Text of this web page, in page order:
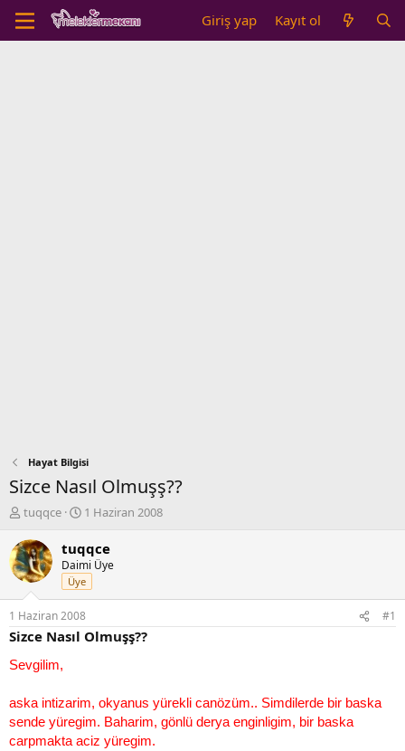
Giriş yap Kayıt ol
Hayat Bilgisi
Sizce Nasıl Olmuşş??
K
n
b
u
y
u
b
a
l
t
a
n
tuqqce
B
ş
l
a
n
g
ı
ç
i
h
i
1 Haziran 2008
tuqqce
Daimi Üye
Üye
1 Haziran 2008 #1
Sizce Nasıl Olmuşş??
Sevgilim,
aska intizarim, okyanus yürekli canözüm.. Simdilerde bir baska
sende yüregim. Baharim, gönlü derya enginligim, bir baska
carpmakta aciz yüregim.